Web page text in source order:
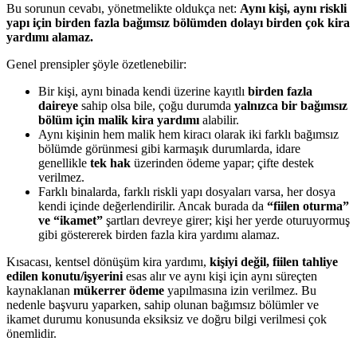
Bu sorunun cevabı, yönetmelikte oldukça net: Aynı kişi, aynı riskli
yapı için birden fazla bağımsız bölümden dolayı birden çok kira
yardımı alamaz.
Genel prensipler şöyle özetlenebilir:
Bir kişi, aynı binada kendi üzerine kayıtlı birden fazla
daireye sahip olsa bile, çoğu durumda yalnızca bir bağımsız
bölüm için malik kira yardımı alabilir.
Aynı kişinin hem malik hem kiracı olarak iki farklı bağımsız
bölümde görünmesi gibi karmaşık durumlarda, idare
genellikle tek hak üzerinden ödeme yapar; çifte destek
verilmez.
Farklı binalarda, farklı riskli yapı dosyaları varsa, her dosya
kendi içinde değerlendirilir. Ancak burada da “fiilen oturma”
ve “ikamet” şartları devreye girer; kişi her yerde oturuyormuş
gibi göstererek birden fazla kira yardımı alamaz.
Kısacası, kentsel dönüşüm kira yardımı, kişiyi değil, fiilen tahliye
edilen konutu/işyerini esas alır ve aynı kişi için aynı süreçten
kaynaklanan mükerrer ödeme yapılmasına izin verilmez. Bu
nedenle başvuru yaparken, sahip olunan bağımsız bölümler ve
ikamet durumu konusunda eksiksiz ve doğru bilgi verilmesi çok
önemlidir.